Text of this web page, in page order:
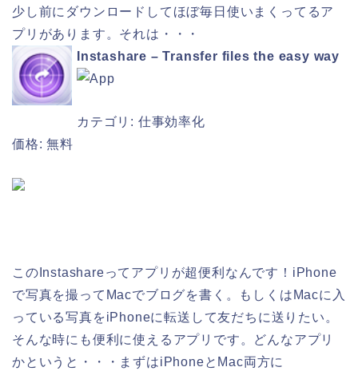
少し前にダウンロードしてほぼ毎日使いまくってるア
プリがあります。それは・・・
Instashare – Transfer files the easy way
カテゴリ: 仕事効率化
価格: 無料
このInstashareってアプリが超便利なんです！iPhone
で写真を撮ってMacでブログを書く。もしくはMacに入
っている写真をiPhoneに転送して友だちに送りたい。
そんな時にも便利に使えるアプリです。どんなアプリ
かというと・・・まずはiPhoneとMac両方に